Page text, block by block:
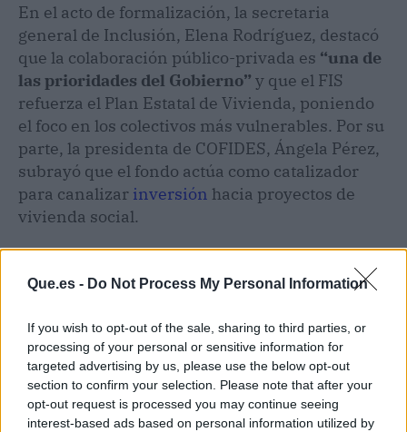
Que.es - Do Not Process My Personal Information
If you wish to opt-out of the sale, sharing to third parties, or
processing of your personal or sensitive information for
targeted advertising by us, please use the below opt-out
section to confirm your selection. Please note that after your
opt-out request is processed you may continue seeing
interest-based ads based on personal information utilized by
En el acto de formalización, la secretaria
general de Inclusión, Elena Rodríguez, destacó
que la colaboración público-privada es “una de
las prioridades del Gobierno” y que el FIS
refuerza el Plan Estatal de Vivienda, poniendo
el foco en los colectivos más vulnerables. Por su
parte, la presidenta de COFIDES, Ángela Pérez,
subrayó que el fondo actúa como catalizador
para canalizar inversión hacia proyectos de
vivienda social.